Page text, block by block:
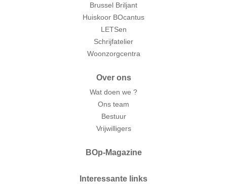
Brussel Briljant
Huiskoor BOcantus
LETSen
Schrijfatelier
Woonzorgcentra
Over ons
Wat doen we ?
Ons team
Bestuur
Vrijwilligers
BOp-Magazine
Interessante links